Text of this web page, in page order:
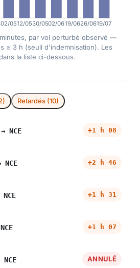
02/0512/0530/0502/0619/0626/0619/07
par vol perturbé observé —
≥ 3 h (seuil d'indemnisation). Les
la liste ci-dessous.
Retardés (10)
NCE +1 h 08
NCE +2 h 46
+1 h 31
+1 h 07
NCE ANNULÉ